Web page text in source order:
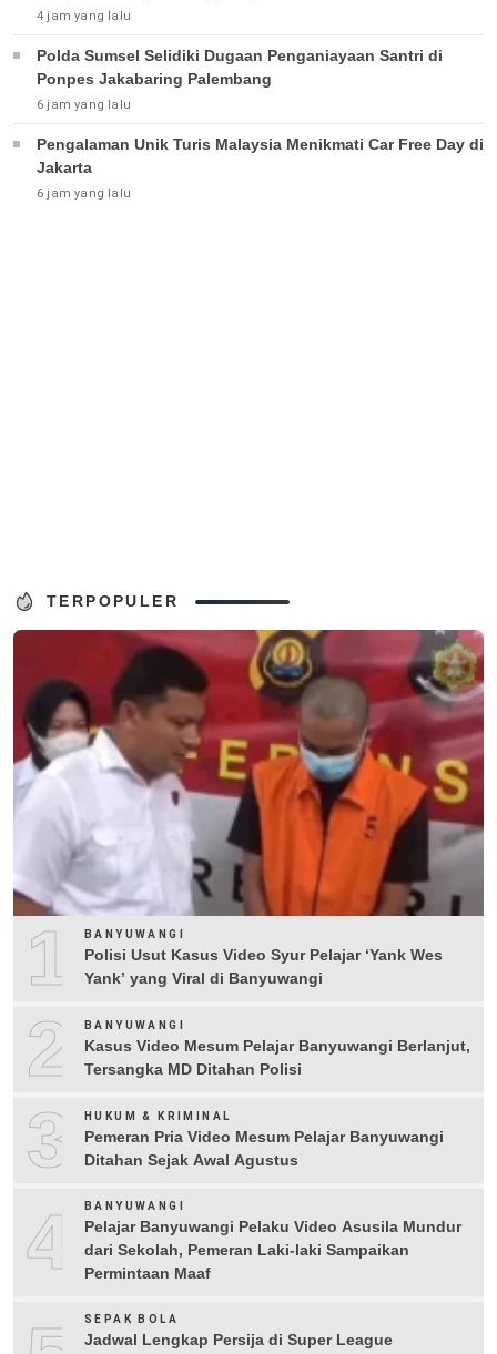
4 jam yang lalu
Polda Sumsel Selidiki Dugaan Penganiayaan Santri di
Ponpes Jakabaring Palembang
6 jam yang lalu
Pengalaman Unik Turis Malaysia Menikmati Car Free Day di
Jakarta
6 jam yang lalu
TERPOPULER
1 BANYUWANGI
Polisi Usut Kasus Video Syur Pelajar ‘Yank Wes
Yank’ yang Viral di Banyuwangi
2 BANYUWANGI
Kasus Video Mesum Pelajar Banyuwangi Berlanjut,
Tersangka MD Ditahan Polisi
3 HUKUM & KRIMINAL
Pemeran Pria Video Mesum Pelajar Banyuwangi
Ditahan Sejak Awal Agustus
4 BANYUWANGI
Pelajar Banyuwangi Pelaku Video Asusila Mundur
dari Sekolah, Pemeran Laki-laki Sampaikan
Permintaan Maaf
SEPAK BOLA
Jadwal Lengkap Persija di Super League